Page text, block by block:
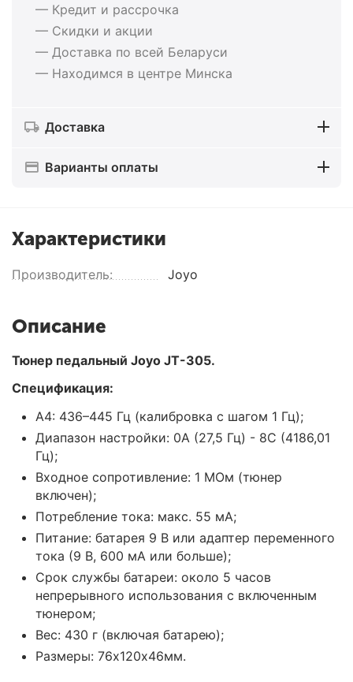
— Кредит и рассрочка
— Скидки и акции
— Доставка по всей Беларуси
— Находимся в центре Минска
Доставка
Варианты оплаты
Характеристики
Производитель: Joyo
Описание
Тюнер педальный Joyo JT-305.
Спецификация:
A4: 436–445 Гц (калибровка с шагом 1 Гц);
Диапазон настройки: 0A (27,5 Гц) - 8C (4186,01
Гц);
Входное сопротивление: 1 МОм (тюнер
включен);
Потребление тока: макс. 55 мА;
Питание: батарея 9 В или адаптер переменного
тока (9 В, 600 мА или больше);
Срок службы батареи: около 5 часов
непрерывного использования с включенным
тюнером;
Вес: 430 г (включая батарею);
Размеры: 76х120х46мм.